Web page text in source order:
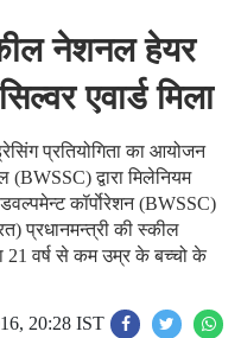
नेशनल हेयर
एवार्ड मिला
प्रतियोगिता का आयोजन
द्वारा मिलेनियम
कॉर्पाेरेशन (BWSSC)
प्रधानमन्त्री की स्कील
21 वर्ष से कम उम्र के बच्चो के
20:28 IST